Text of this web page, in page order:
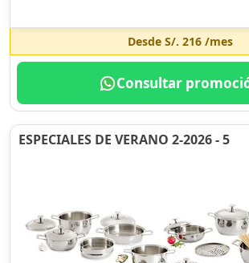
Desde S/. 216/mes
Consultar
ESPECIALES DE VERANO 2-2026 - 5